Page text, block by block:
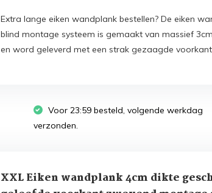
Extra lange eiken wandplank bestellen? De eiken
blind montage systeem is gemaakt van massief
en word geleverd met een strak gezaagde
Voor 23:59 besteld, volgende werkdag
verzonden.
XXL Eiken wandplank 4cm dikte